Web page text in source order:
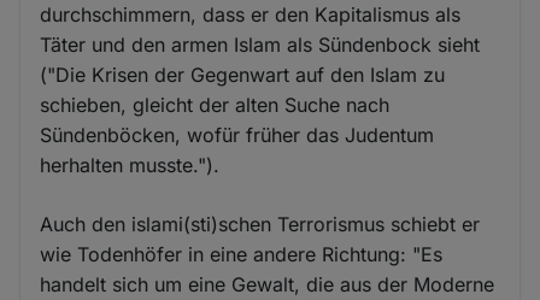
durchschimmern, dass er den Kapitalismus als
Täter und den armen Islam als Sündenbock sieht
("Die Krisen der Gegenwart auf den Islam zu
schieben, gleicht der alten Suche nach
Sündenböcken, wofür früher das Judentum
herhalten musste.").
Auch den islami(sti)schen Terrorismus schiebt er
wie Todenhöfer in eine andere Richtung: "Es
handelt sich um eine Gewalt, die aus der Moderne